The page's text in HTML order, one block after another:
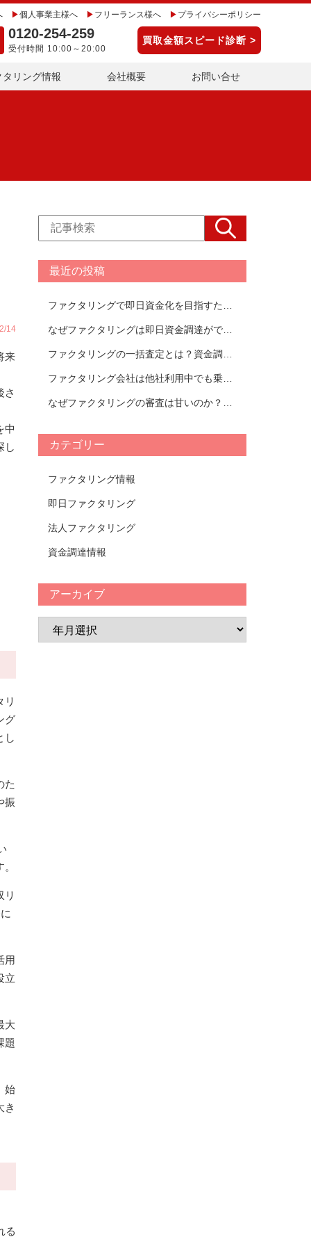
個人事業主様へ フリーランス様へ プライバシーポリシー
0120-254-259
受付時間 10:00～20:00
買取金額スピード診断 >
タリング情報 会社概要 お問い合せ
14
来
さ
中
し
リ
グ
し
た
振
リ
用
立
大
題
始
き
る
最近の投稿
ファクタリングで即日資金化を目指すための注意点を解説！即日ファクタリングできるおすすめ会社TOP17
なぜファクタリングは即日資金調達ができるのか｜ファクタリング会社紹介
ファクタリングの一括査定とは？資金調達の流れとおすすめの活用方法を解説｜おすすめのファクタリング会社TOP14比較表
ファクタリング会社は他社利用中でも乗り換えられる？タイミングやメリットについて解説！【おすすめ会社一覧あり】
なぜファクタリングの審査は甘いのか？審査が甘いファクタリング会社の特徴と審査において重要視されるポイントについて解説！
カテゴリー
ファクタリング情報
即日ファクタリング
法人ファクタリング
資金調達情報
アーカイブ